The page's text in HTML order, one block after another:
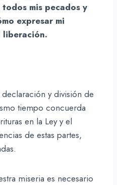
mis pecados y
expresar mi
y división de
tiempo concuerda
en la Ley y el
de estas partes,
miseria es necesario